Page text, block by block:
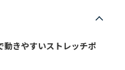
きやすいストレッチポ